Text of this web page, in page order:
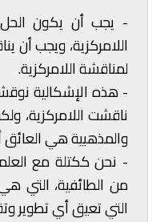
- يجب أن يكون الحل
اللامركزية، ويجب أن
لمناقشة اللامركزية.
- هذه الإشكالية
ناقشت اللامركزية،
والمذهبية هي العائق
- نحن ككتلة مع
من الطائفية، التي
التي تعيق أي تطوير